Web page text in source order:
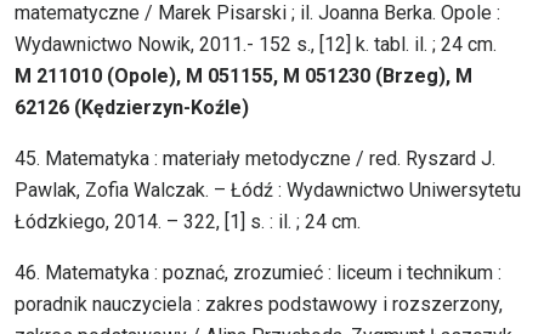
matematyczne / Marek Pisarski ; il. Joanna Berka. Opole :
Wydawnictwo Nowik, 2011.- 152 s., [12] k. tabl. il. ; 24 cm.
M 211010 (Opole), M 051155, M 051230 (Brzeg), M
62126 (Kędzierzyn-Koźle)
45. Matematyka : materiały metodyczne / red. Ryszard J.
Pawlak, Zofia Walczak. – Łódź : Wydawnictwo Uniwersytetu
Łódzkiego, 2014. – 322, [1] s. : il. ; 24 cm.
46. Matematyka : poznać, zrozumieć : liceum i technikum :
poradnik nauczyciela : zakres podstawowy i rozszerzony,